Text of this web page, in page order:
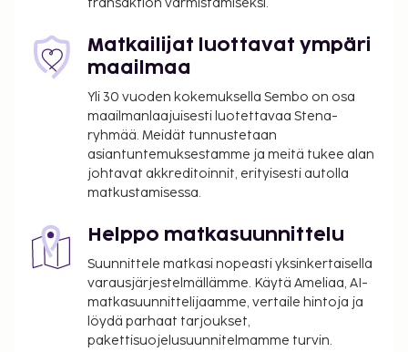
päivä
Lemmikit: 20 EUR per lemmikki per yö
Avustajaeläimistä ei veloiteta lisämaksuja
Vauvansänky: 18.0 EUR per päivä
Yllä oleva luettelo ei ehkä kata kaikkea. Maksut ja
takuumaksut eivät välttämättä sisällä veroja, ja ne
saattavat muuttua.
eivät voi ylittää 1000 EUR:n suuruista summaa
tässä majoituspaikassa. Saat lisätietoja asiasta
ottamalla yhteyttä majoituspaikkaan
varausvahvistuksessa olevien tietojen avulla.
Viereistä rakennusta korjataan parhaillaan ja
työmaalta saattaa kuulua melua.
transaktion varmistamiseksi.
Matkailijat luottavat ympäri
maailmaa
Yli 30 vuoden kokemuksella Sembo on osa
maailmanlaajuisesti luotettavaa Stena-
ryhmää. Meidät tunnustetaan
asiantuntemuksestamme ja meitä tukee alan
johtavat akkreditoinnit, erityisesti autolla
matkustamisessa.
Helppo matkasuunnittelu
Suunnittele matkasi nopeasti yksinkertaisella
varausjärjestelmällämme. Käytä Ameliaa, AI-
matkasuunnittelijaamme, vertaile hintoja ja
löydä parhaat tarjoukset,
pakettisuojelusuunnitelmamme turvin.